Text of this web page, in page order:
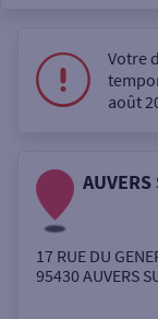
Ville /
Rue
Votre
août
AUVERS
17 RUE DU
95430AUVERS